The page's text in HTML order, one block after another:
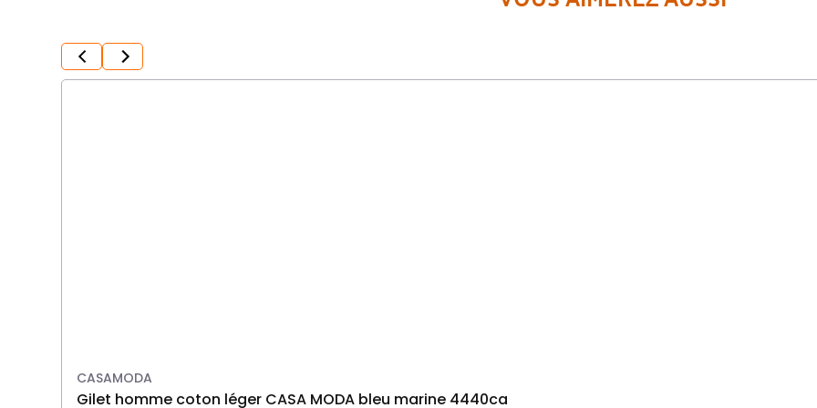
CASAMODA
gilet homme coton léger CASA MODA bleu marine 4440ca